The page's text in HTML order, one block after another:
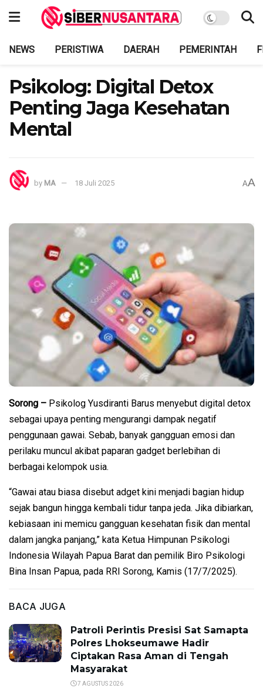
NEWS PERISTIWA DAERAH PEMERINTAH
Psikolog: Digital Detox
Penting Jaga Kesehatan
Mental
by MA 18 Juli 2025 AA
Sorong – Psikolog Yusdiranti Barus menyebut digital detox
sebagai upaya penting mengurangi dampak negatif
penggunaan gawai. Sebab, banyak gangguan emosi dan
perilaku muncul akibat paparan gadget berlebihan di
berbagai kelompok usia.
“Gawai atau biasa disebut adget kini menjadi bagian hidup
sejak bangun hingga kembali tidur tanpa jeda. Jika dibiarkan,
kebiasaan ini memicu gangguan kesehatan fisik dan mental
dalam jangka panjang,” kata Ketua Himpunan Psikologi
Indonesia Wilayah Papua Barat dan pemilik Biro Psikologi
Bina Insan Papua, pada RRI Sorong, Kamis (17/7/2025).
BACA JUGA
Patroli Perintis Presisi Sat Samapta
Polres Lhokseumawe Hadir
Ciptakan Rasa Aman di Tengah
Masyarakat
7 AGUSTUS 2026